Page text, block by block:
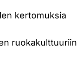
kertomuksia
ruokakulttuuriin